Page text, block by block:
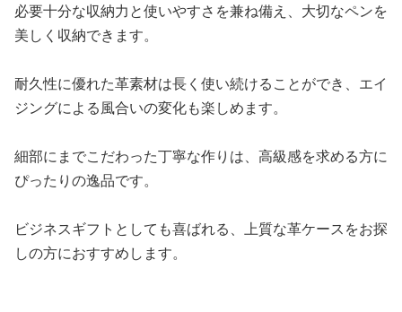
必要十分な収納力と使いやすさを兼ね備え、大切なペンを
美しく収納できます。
耐久性に優れた革素材は長く使い続けることができ、エイ
ジングによる風合いの変化も楽しめます。
細部にまでこだわった丁寧な作りは、高級感を求める方に
ぴったりの逸品です。
ビジネスギフトとしても喜ばれる、上質な革ケースをお探
しの方におすすめします。